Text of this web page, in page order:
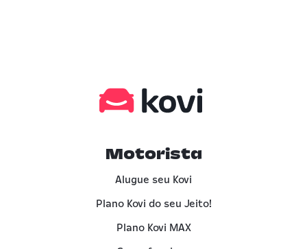
Motorista
Alugue seu Kovi
Plano Kovi do seu Jeito!
Plano Kovi MAX